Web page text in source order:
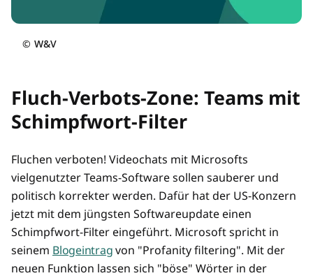
© W&V
Fluch-Verbots-Zone: Teams mit
Schimpfwort-Filter
Fluchen verboten! Videochats mit Microsofts
vielgenutzter Teams-Software sollen sauberer und
politisch korrekter werden. Dafür hat der US-Konzern
jetzt mit dem jüngsten Softwareupdate einen
Schimpfwort-Filter eingeführt. Microsoft spricht in
seinem Blogeintragvon "Profanity filtering". Mit der
neuen Funktion lassen sich "böse" Wörter in der